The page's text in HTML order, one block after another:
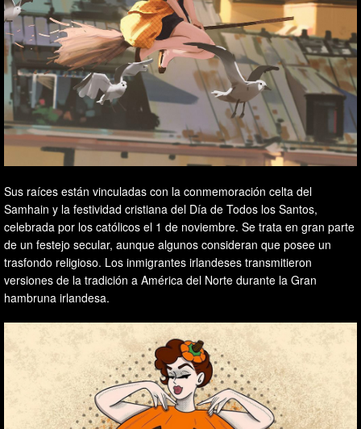
Sus raíces están vinculadas con la conmemoración celta del
Samhain y la festividad cristiana del Día de Todos los Santos,
celebrada por los católicos el 1 de noviembre. Se trata en gran parte
de un festejo secular, aunque algunos consideran que posee un
trasfondo religioso. Los inmigrantes irlandeses transmitieron
versiones de la tradición a América del Norte durante la Gran
hambruna irlandesa.